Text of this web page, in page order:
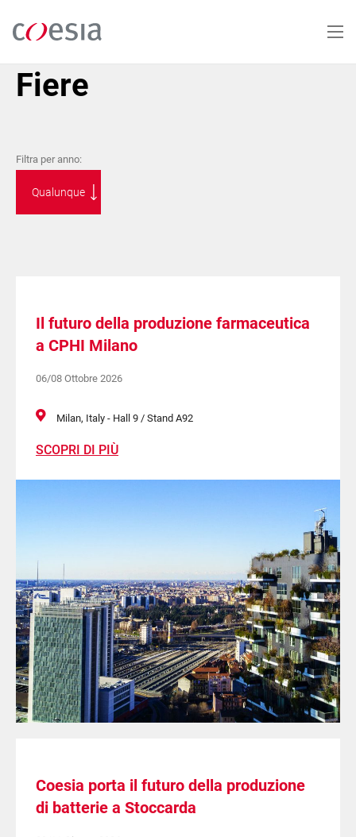
contenuto
Fiere
Filtra per anno:
Il futuro della produzione farmaceutica
a CPHI Milano
06/08 Ottobre 2026
Milan, Italy - Hall 9 / Stand A92
SCOPRI DI PIÙ
Coesia porta il futuro della produzione
di batterie a Stoccarda